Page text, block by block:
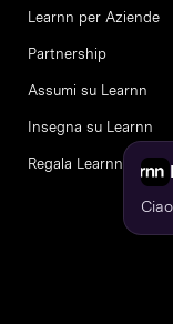
Learnn per Aziende
Partnership
Assumi su Learnn
Insegna su Learnn
Regala Learnn